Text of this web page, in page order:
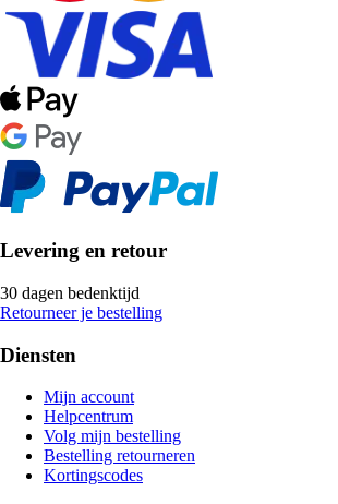
Levering en retour
30 dagen bedenktijd
Retourneer je bestelling
Diensten
Mijn account
Helpcentrum
Volg mijn bestelling
Bestelling retourneren
Kortingscodes